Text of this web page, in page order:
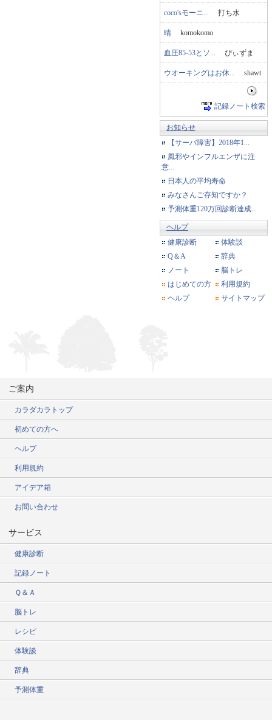
coco'sモーニ... 打ち水
晴 komokomo
血圧85-53とソ... ぴぃずま
ウオーキングはお休... shawt
記録ノート検索
お知らせ
【サーバ障害】2018年1...
風邪やインフルエンザに注
意...
日本人の平均寿命
みなさんご存知ですか？
予測体重120万回診断達成...
ヘルプ
健康診断
体験談
Q＆A
辞典
ノート
脳トレ
はじめての方
利用規約
ヘルプ
サイトマップ
ご案内
カラダカラトップ
初めての方へ
ヘルプ
利用規約
アイデア箱
お問い合わせ
サービス
健康診断
記録ノート
Ｑ＆Ａ
脳トレ
レシピ
体験談
辞典
予測体重